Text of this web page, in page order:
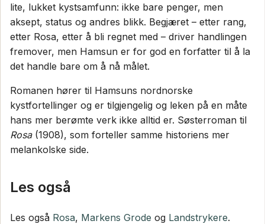
lite, lukket kystsamfunn: ikke bare penger, men
aksept, status og andres blikk. Begjæret – etter rang,
etter Rosa, etter å bli regnet med – driver handlingen
fremover, men Hamsun er for god en forfatter til å la
det handle bare om å nå målet.
Romanen hører til Hamsuns nordnorske
kystfortellinger og er tilgjengelig og leken på en måte
hans mer berømte verk ikke alltid er. Søsterroman til
Rosa(1908), som forteller samme historiens mer
melankolske side.
Les også
Les også Rosa, Markens Grode og Landstrykere.